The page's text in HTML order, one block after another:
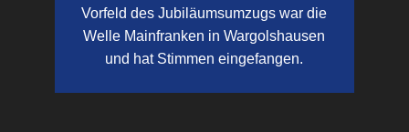
Vorfeld des Jubiläumsumzugs war die
Welle Mainfranken in Wargolshausen
und hat Stimmen eingefangen.